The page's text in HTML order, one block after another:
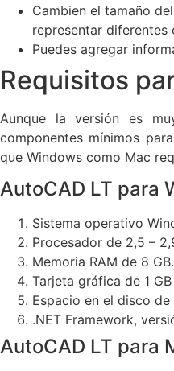
Cambien el tamaño
representar diferentes
Puedes agregar
Requisitos
Aunque la versión es
componentes mínimos
que Windows como Mac
AutoCAD LT para
Sistema operativo
Procesador de 2,5 –
Memoria RAM de 8 GB.
Tarjeta gráfica de 1 GB
Espacio en el disco de
.NET Framework,
AutoCAD LT para